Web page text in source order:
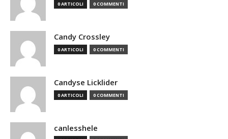
0 ARTICOLI 0 COMMENTI
Candy Crossley
0 ARTICOLI 0 COMMENTI
Candyse Licklider
0 ARTICOLI 0 COMMENTI
canlesshele